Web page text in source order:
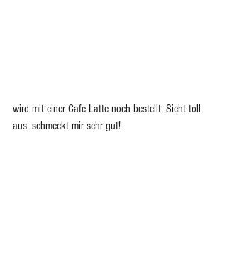
wird mit einer Cafe Latte noch bestellt. Sieht toll
aus, schmeckt mir sehr gut!